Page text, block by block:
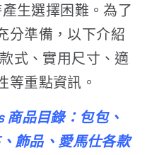
生選擇困難。為了
分準備，以下介紹
式、實用尺寸、適
等重點資訊。
商品目錄：包包、
飾品、愛馬仕各款